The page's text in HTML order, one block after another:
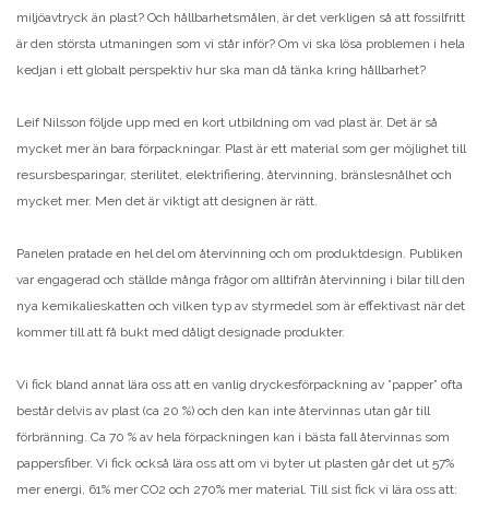
miljöavtryck än plast? Och hållbarhetsmålen, är det verkligen så att fossilfritt
är den största utmaningen som vi står inför? Om vi ska lösa problemen i hela
kedjan i ett globalt perspektiv hur ska man då tänka kring hållbarhet?
Leif Nilsson följde upp med en kort utbildning om vad plast är. Det är så
mycket mer än bara förpackningar. Plast är ett material som ger möjlighet till
resursbesparingar, sterilitet, elektrifiering, återvinning, bränslesnålhet och
mycket mer. Men det är viktigt att designen är rätt.
Panelen pratade en hel del om återvinning och om produktdesign. Publiken
var engagerad och ställde många frågor om alltifrån återvinning i bilar till den
nya kemikalieskatten och vilken typ av styrmedel som är effektivast när det
kommer till att få bukt med dåligt designade produkter.
Vi fick bland annat lära oss att en vanlig dryckesförpackning av ”papper” ofta
består delvis av plast (ca 20 %) och den kan inte återvinnas utan går till
förbränning. Ca 70 % av hela förpackningen kan i bästa fall återvinnas som
pappersfiber. Vi fick också lära oss att om vi byter ut plasten går det ut 57%
mer energi, 61% mer CO2 och 270% mer material. Till sist fick vi lära oss att: